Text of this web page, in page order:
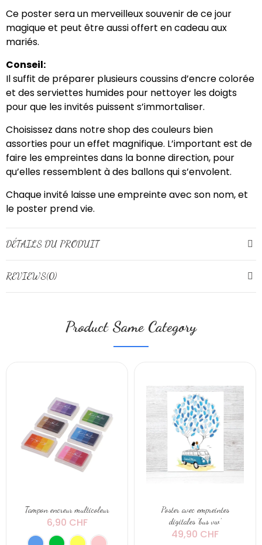
Ce poster sera un merveilleux souvenir de ce jour
magique et peut être aussi offert en cadeau aux
mariés.
Conseil:
Il suffit de préparer plusieurs coussins d’encre colorée
et des serviettes humides pour nettoyer les doigts
pour que les invités puissent s’immortaliser.
Choisissez dans notre shop des couleurs bien
assorties pour un effet magnifique. L’important est de
faire les empreintes dans la bonne direction, pour
qu’elles ressemblent à des ballons qui s’envolent.
Chaque invité laisse une empreinte avec son nom, et
le poster prend vie.
DÉTAILS DU PRODUIT
REVIEWS(0)
Product Same Category
Tampon encreur multicoleur
6,90 CHF
Poster avec empreintes
digitales 'bus vw'
49,90 CHF